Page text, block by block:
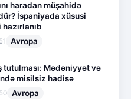
haradan müşahidə
İspaniyada xüsusi
Avropa
tutulması: Mədəniyyət və
misilsiz hadisə
Avropa